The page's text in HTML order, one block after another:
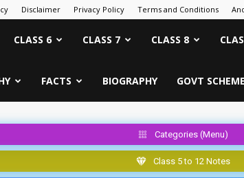
Disclaimer Privacy Policy Terms and Conditions
CLASS 6 CLASS 7 CLASS 8
FACTS BIOGRAPHY GOVT
Categories (Menu)
Class 5 to 12 Notes